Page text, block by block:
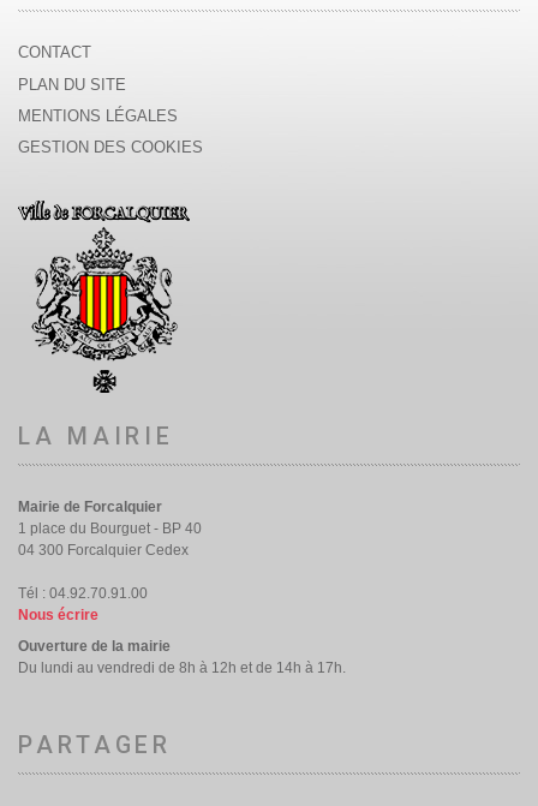
CONTACT
PLAN DU SITE
MENTIONS LÉGALES
GESTION DES COOKIES
LA MAIRIE
Mairie de Forcalquier
1 place du Bourguet - BP 40
04 300 Forcalquier Cedex
Tél : 04.92.70.91.00
Nous écrire
Ouverture de la mairie
Du lundi au vendredi de 8h à 12h et de 14h à 17h.
PARTAGER